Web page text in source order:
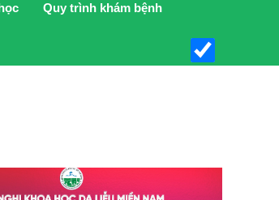
Quy trình khám bệnh